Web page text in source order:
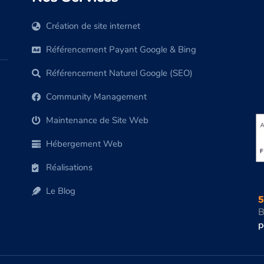
Création de site internet
Référencement Payant Google & Bing
Référencement Naturel Google (SEO)
Community Management
Maintenance de Site Web
Hébergement Web
Réalisations
Le Blog